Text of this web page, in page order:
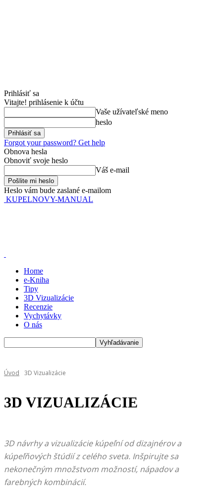
Prihlásiť sa
Vitajte! prihlásenie k účtu
Vaše užívateľské meno
heslo
Forgot your password? Get help
Obnova hesla
Obnoviť svoje heslo
Váš e-mail
Heslo vám bude zaslané e-mailom
KUPELNOVY-MANUAL
Home
e-Kniha
Tipy
3D Vizualizácie
Recenzie
Vychytávky
O nás
Úvod 3D Vizualizácie
3D VIZUALIZÁCIE
3D návrhy a vizualizácie kúpeľní od dizajnérov a
kúpeľňových štúdií z celého sveta. Inšpirujte sa
nekonečným množstvom možností, nápadov a
farebných kombinácií.